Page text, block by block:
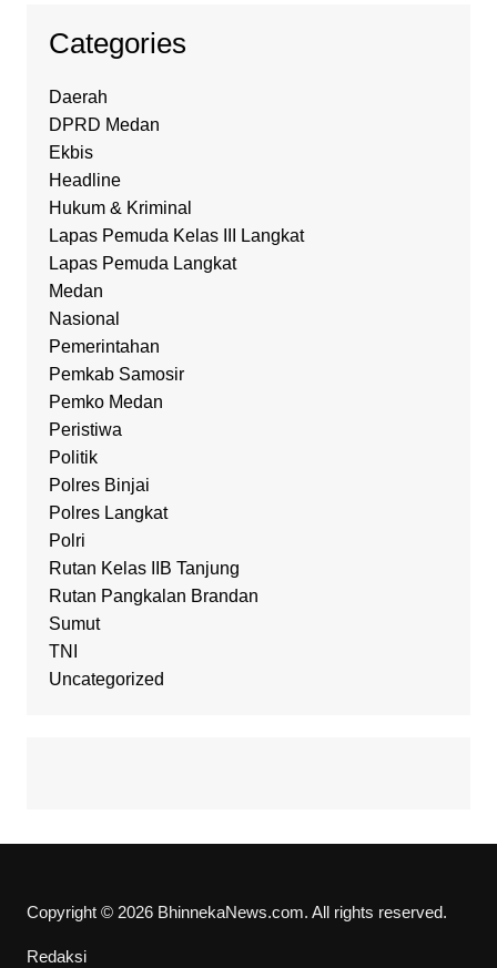
Categories
Daerah
DPRD Medan
Ekbis
Headline
Hukum & Kriminal
Lapas Pemuda Kelas III Langkat
Lapas Pemuda Langkat
Medan
Nasional
Pemerintahan
Pemkab Samosir
Pemko Medan
Peristiwa
Politik
Polres Binjai
Polres Langkat
Polri
Rutan Kelas IIB Tanjung
Rutan Pangkalan Brandan
Sumut
TNI
Uncategorized
Copyright © 2026 BhinnekaNews.com. All rights reserved.
Redaksi